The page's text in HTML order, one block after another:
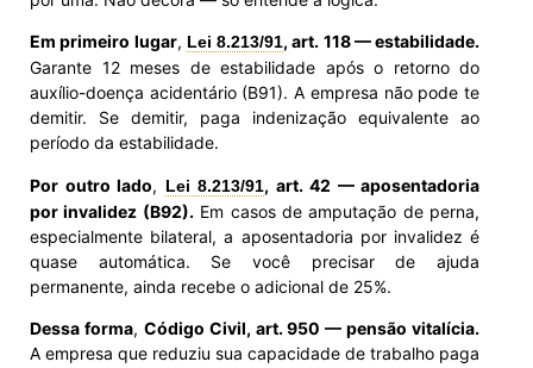
Em primeiro lugar, Lei 8.213/91, art. 118 — estabilidade.
Garante 12 meses de estabilidade após o retorno do
auxílio-doença acidentário (B91). A empresa não pode te
demitir. Se demitir, paga indenização equivalente ao
período da estabilidade.
Por outro lado, Lei 8.213/91, art. 42 — aposentadoria
por invalidez (B92).Em casos de amputação de perna,
especialmente bilateral, a aposentadoria por invalidez é
quase automática. Se você precisar de ajuda
permanente, ainda recebe o adicional de 25%.
Dessa forma, Código Civil, art. 950 — pensão vitalícia.
A empresa que reduziu sua capacidade de trabalho paga